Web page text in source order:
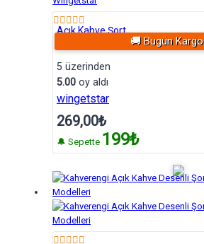
🚚 Bugün Kargo
Açık Kahve Şort
5 üzerinden
5.00 oy aldı
wingetstar
269,00₺
🔔 Sepette 199₺